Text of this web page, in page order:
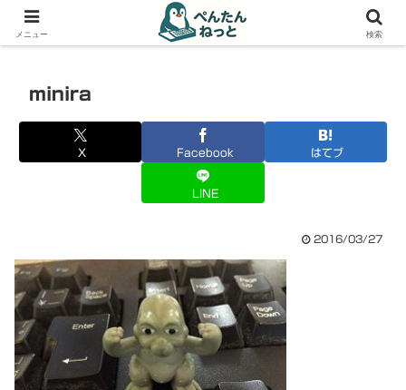
PCやガジェットの備忘録
minira
X Facebook はてブ
LINE
2016/03/27
メニュー 検索